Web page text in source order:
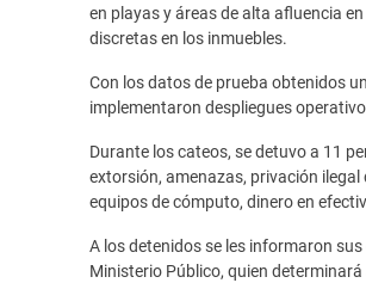
en playas y áreas de alta afluencia
discretas en los inmuebles.
Con los datos de prueba obtenidos
implementaron despliegues
Durante los cateos, se detuvo a 11
extorsión, amenazas, privación
equipos de cómputo, dinero en
A los detenidos se les informaron
Ministerio Público, quien